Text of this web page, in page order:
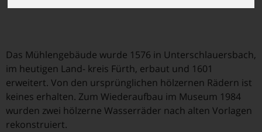
Das Mühlengebäude wurde 1576 in Unterschlauersbach,
im heutigen Land- kreis Fürth, erbaut und 1601
erweitert. Von den ursprünglichen hölzernen Rädern ist
keines erhalten. Zum Wiederaufbau im Museum 1984
wurden zwei hölzerne Wasserräder nach alten Vorlagen
rekonstruiert.